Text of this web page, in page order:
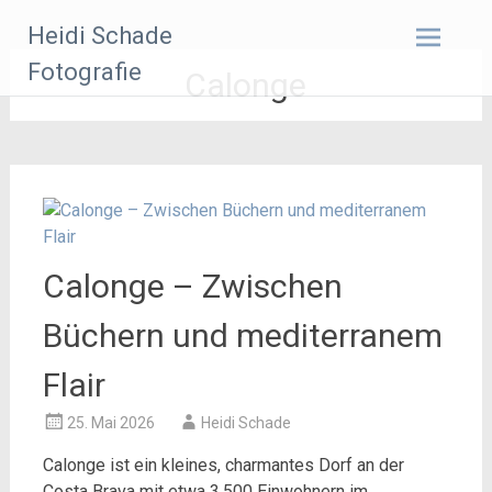
Inhalt
springen
Heidi Schade
Fotografie
Calonge
Calonge – Zwischen
Büchern und mediterranem
Flair
25. Mai 2026 Heidi Schade
Calonge ist ein kleines, charmantes Dorf an der